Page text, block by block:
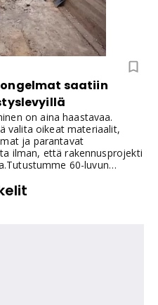
saatiin
on aina haastavaa.
valita oikeat materiaalit,
ja parantavat
ilman, että rakennusprojekti
60-luvun
remonttia.